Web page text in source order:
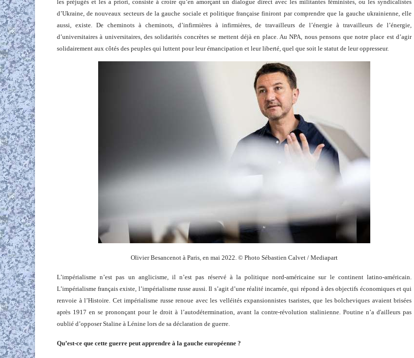
les préjugés et les a priori, consiste à croire qu’en amorçant un dialogue direct avec les militantes féministes, ou les syndicalistes
d’Ukraine, de nouveaux secteurs de la gauche sociale et politique française finiront par comprendre que la gauche ukrainienne, elle
aussi, existe. De cheminots à cheminots, d’infirmières à infirmières, de travailleurs de l’énergie à travailleurs de l’énergie,
d’universitaires à universitaires, des solidarités concrètes se mettent déjà en place. Au NPA, nous pensons que notre place est d’agir
solidairement aux côtés des peuples qui luttent pour leur émancipation et leur liberté, quel que soit le statut de leur oppresseur.
Olivier Besancenot à Paris, en mai 2022. © Photo Sébastien Calvet / Mediapart
L’impérialisme n’est pas un anglicisme, il n’est pas réservé à la politique nord-américaine sur le continent latino-américain.
L’impérialisme français existe, l’impérialisme russe aussi. Il s’agit d’une réalité incarnée, qui répond à des objectifs économiques et qui
renvoie à l’Histoire. Cet impérialisme russe renoue avec les velléités expansionnistes tsaristes, que les bolcheviques avaient brisées
après 1917 en se prononçant pour le droit à l’autodétermination, avant la contre-révolution stalinienne. Poutine n’a d'ailleurs pas
oublié d’opposer Staline à Lénine lors de sa déclaration de guerre.
Qu’est-ce que cette guerre peut apprendre à la gauche européenne ?